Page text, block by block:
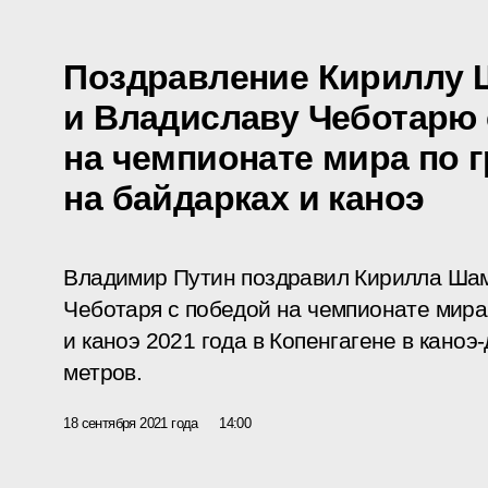
Поздравление
и Владиславу Чеботарю
на чемпионате мира по
на байдарках и каноэ
Владимир Путин поздравил Кирилла
Чеботаря с победой на чемпионате
и каноэ 2021 года в Копенгагене в
метров.
18 сентября 2021 года 14:00